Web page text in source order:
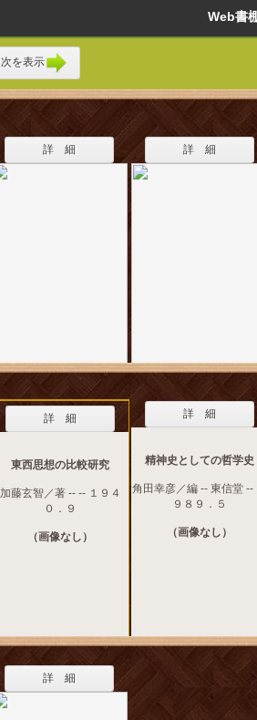
Web
次を表示
詳 細 詳 細
詳 細
東西思想の比較研究
加藤玄智／著 -- -- １９４
０．９
（画像なし）
詳 細
精神史としての哲学史
角田幸彦／編 -- 東信堂 --
９８９．５
（画像なし）
詳 細